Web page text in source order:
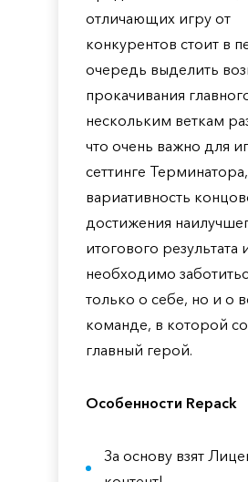
отличающих игру от
конкурентов стоит в
очередь выделить
прокачивания
нескольким веткам
что очень важно для
сеттинге Терминатора,
вариативность
достижения
итогового результата
необходимо
только о себе, но и о
команде, в которой
главный герой.
Особенности Repack
За основу взят